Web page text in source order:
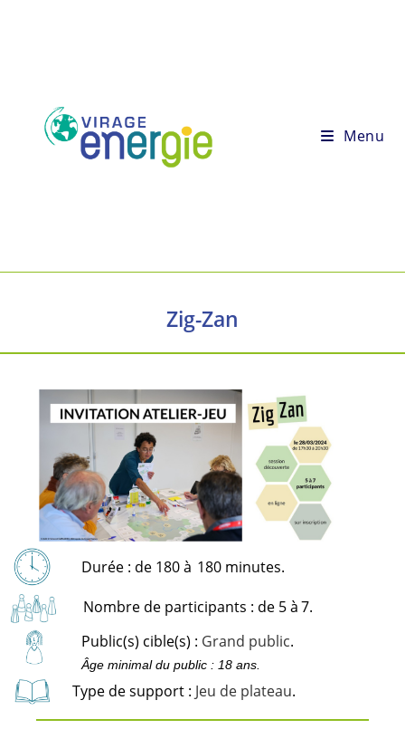
Menu
Zig-Zan
Durée : de 180 à 180 minutes.
Nombre de participants : de 5 à7.
Public(s) cible(s) : Grand public.
Âge minimal du public : 18 ans.
Type de support : Jeu de plateau.